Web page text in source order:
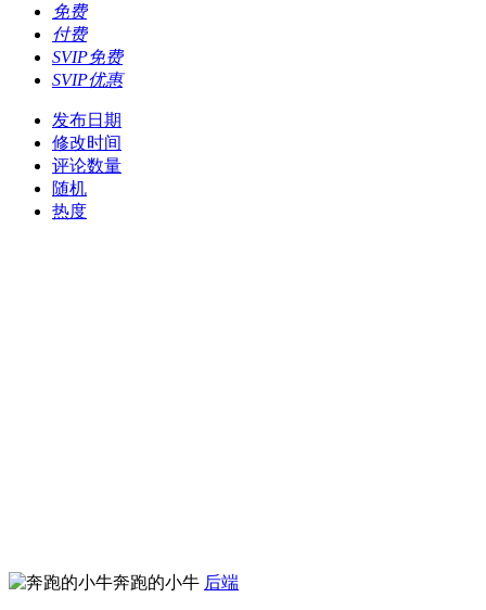
免费
付费
SVIP免费
SVIP优惠
发布日期
修改时间
评论数量
随机
热度
奔跑的小牛 后端